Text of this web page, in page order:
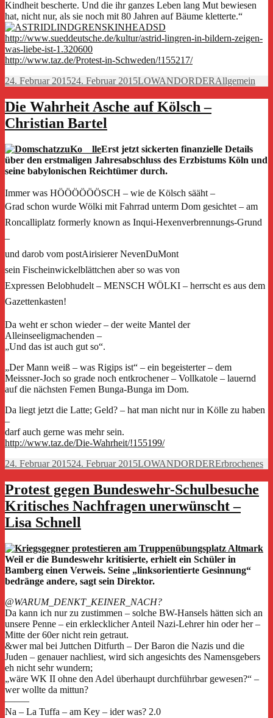
Kindheit bescherte. Und die ihr ganzes Leben lang Mut bewiesen
hat, nicht nur, als sie noch mit 80 Jahren auf Bäume kletterte.“
http://www.sueddeutsche.de/kultur/astrid-lingren-in-bildern-zeigen-
was-liebe-ist-1.320600
http://www.taz.de/Protest-in-Schweden/!155217/
Veröffentlicht
24. Februar 201524. Februar 2015Autor
LOWANDORDERKategorien
Allgemein
Die Wahrheit Asche auf Kölsch –
Christian Bartel
Erst jetzt sickerten finanzielle Details
über den erstmaligen Jahresabschluss des Erzbistums Köln und
seine babylonischen Reichtümer durch.
Immer was HÖÖÖÖÖÖSCH – wie de Kölsch sääht –
Grad schon wurde Wölki mit Fahrrad unterm Dom gesichtet – am
Roncalliplatz formerly known as Inqui-Hexenverbrennungs-Grund
–
und darob vom postAirisierer NevenDuMont
sein Fischeinwickelblättchen aber so was von
Expressen Belobhudelt – MENSCH WÖLKI – herrscht es aus dem
Gazettenkasten!
Da weht er schon wieder – der weite Mantel der
Alleinseeligmachenden –
„Und das ist auch gut so“.
„Der Mann weiß – was Rigips ist“ – ein begeisterter – dem
Meissner-Joch so grade noch entkrochener – Vollkatole – lauernd
auf die nächsten Femen Bunga-Bunga im Dom.
Da liegt jetzt die Latte; Geld? – hat man nicht nur in Kölle zu haben
–
darf auch gerne was mehr sein.
http://www.taz.de/Die-Wahrheit/!155199/
Veröffentlicht
24. Februar 201524. Februar 2015Autor
LOWANDORDERKategorien
Erbrochenes
Protest gegen Bundeswehr-Schulbesuche
Kritisches Nachfragen unerwünscht –
Lisa Schnell
Weil er die Bundeswehr kritisierte, erhielt ein Schüler in
Bamberg einen Verweis. Seine „linksorientierte Gesinnung“
bedränge andere, sagt sein Direktor.
@WARUM_DENKT_KEINER_NACH?
Da kann ich nur zu zustimmen – solche BW-Hansels hätten sich an
unsere Penne – ein erklecklicher Anteil Nazi-Lehrer hin oder her –
Mitte der 60er nicht rein getraut.
&wer mal bei Juttchen Ditfurth – Der Baron die Nazis und die
Juden – genauer nachliest, wird sich angesichts des Namensgebers
eh nicht sehr wundern;
„wäre WK II ohne den Adel überhaupt durchführbar gewesen?“ –
wer wollte da mittun?
——–
Na – La Tuffa – am Key – ider was? 2.0